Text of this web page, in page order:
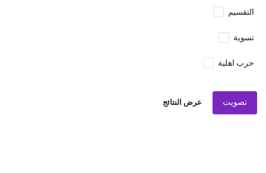
التقسيم
تسوية
حرب اهلية
تصويت عرض النتائج